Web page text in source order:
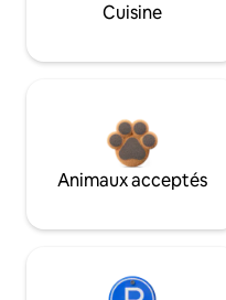
Cuisine
Animaux acceptés